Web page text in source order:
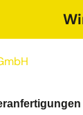
springen